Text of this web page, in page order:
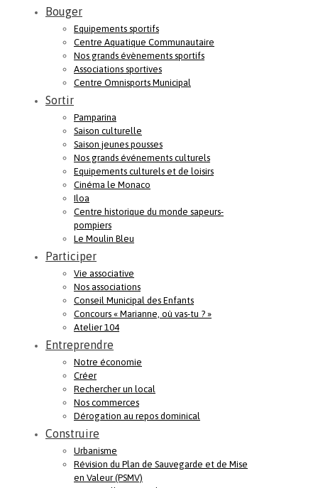
Bouger
Equipements sportifs
Centre Aquatique Communautaire
Nos grands évènements sportifs
Associations sportives
Centre Omnisports Municipal
Sortir
Pamparina
Saison culturelle
Saison jeunes pousses
Nos grands événements culturels
Equipements culturels et de loisirs
Cinéma le Monaco
Iloa
Centre historique du monde sapeurs-
pompiers
Le Moulin Bleu
Participer
Vie associative
Nos associations
Conseil Municipal des Enfants
Concours « Marianne, où vas-tu ? »
Atelier 104
Entreprendre
Notre économie
Créer
Rechercher un local
Nos commerces
Dérogation au repos dominical
Construire
Urbanisme
Révision du Plan de Sauvegarde et de Mise
en Valeur (PSMV)